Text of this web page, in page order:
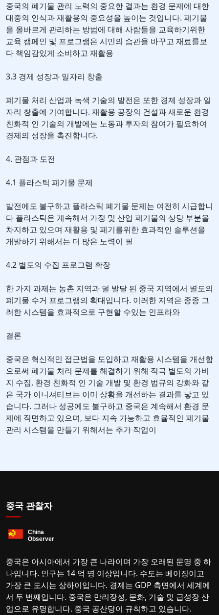
중국의 폐기물 관리 노력의 중요한 결과는 환경 문제에 대한
대중의 인식과 재활용의 중요성을 높이는 것입니다. 폐기물
을 올바르게 관리하는 방법에 대해 사람들을 교육하기위한
교육 캠페인 및 프로그램은 시민의 습관을 바꾸고 재료를보
다 책임감있게 소비하고 재활용
3.3 경제 성장과 일자리 창출
폐기물 처리 산업과 녹색 기술의 발전은 또한 경제 성장과 일
자리 창출에 기여합니다. 재활용 공장의 건설과 새로운 환경
친화적 인 기술의 개발에는 노동과 투자의 참여가 필요하여
경제의 성장을 촉진합니다.
4. 관점과 도전
4.1 플라스틱 폐기물 문제
발전에도 불구하고 플라스틱 폐기물 문제는 여전히 시급합니
다 플라스틱은 계속해서 가정 및 산업 폐기물의 상당 부분을
차지하고 있으며 재활용 및 폐기를위한 효과적인 솔루션을
개발하기 위해서는 더 많은 노력이 필
4.2 별도의 수집 프로그램 확장
한 가지 과제는 농촌 지역과 덜 발달 된 중국 지역에서 별도의
폐기물 수거 프로그램의 확대입니다. 이러한 지역은 종종 그
러한 시스템을 효과적으로 구현할 수있는 인프라와
결론
중국은 혁신적인 접근법을 도입하고 재활용 시스템을 개선함
으로써 폐기물 처리 문제를 해결하기 위해 적극 별도의 가비
지 수집, 환경 친화적 인 기술 개발 및 환경 법규의 강화와 같
은 국가 이니셔티브는 이미 상황을 개선하는 결과를 낳고 있
습니다. 그러나 성공에도 불구하고 중국은 계속해서 환경 문
제에 직면하고 있으며, 보다 지속 가능하고 효율적인 폐기물
관리 시스템을 만들기 위해서는 추가 작업이
중국 관찰자
중국은 아시아에서 가장 큰 나라이며 가장 오래된 문명 중 하
나입니다. 인구는 14 억 명 이상입니다. 수도는 베이징이고
가장 큰 도시는 상하이입니다. 경제는 GDP 측면에서 세계에
서 두 번째입니다. 중국은 만리장성, 문화, 기술 및 급성장 산
업으로 유명합니다. 중국 공산당이 규칙하고 있습니다.